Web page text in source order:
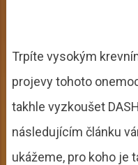
Trpíte vysokým
projevy tohoto
takhle vyzkoušet
následujícím článku
ukážeme, pro koho je